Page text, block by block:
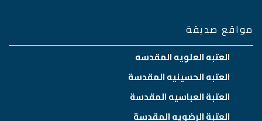
مواقع صديقة
العتبه العلويه المقدسه
العتبه الحسينيه المقدسة
العتبة العباسيه المقدسة
العتبة الرضويه المقدسة